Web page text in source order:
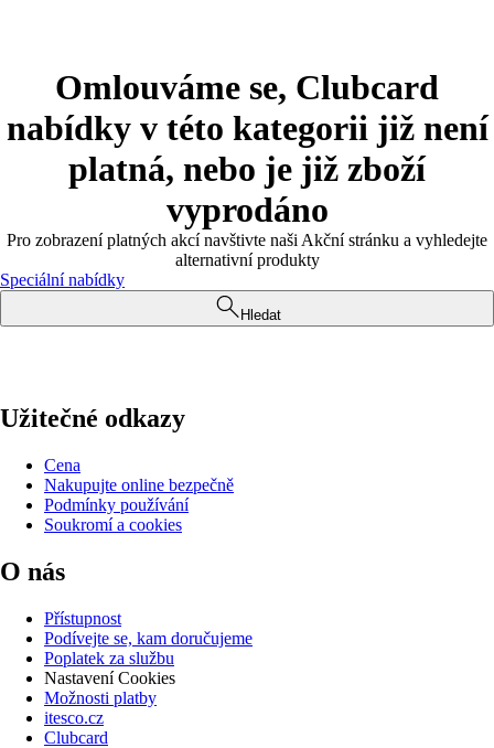
Omlouváme se, Clubcard
nabídky v této kategorii již není
platná, nebo je již zboží
vyprodáno
Pro zobrazení platných akcí navštivte naši Akční stránku a vyhledejte
alternativní produkty
Speciální nabídky
Hledat
Užitečné odkazy
Cena
Nakupujte online bezpečně
Podmínky používání
Soukromí a cookies
O nás
Přístupnost
Podívejte se, kam doručujeme
Poplatek za službu
Nastavení Cookies
Možnosti platby
itesco.cz
Clubcard